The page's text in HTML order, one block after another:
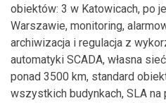
obiektów: 3 w Katowicach, po
Warszawie, monitoring,
archiwizacja i regulacja z
automatyki SCADA, własna
ponad 3500 km, standard
wszystkich budynkach, SLA